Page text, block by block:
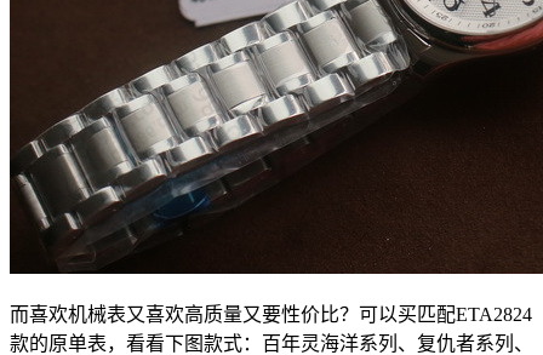
而喜欢机械表又喜欢高质量又要性价比？可以买匹配ETA2824
款的原单表，看看下图款式：百年灵海洋系列、复仇者系列、